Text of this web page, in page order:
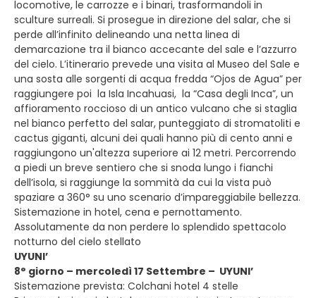
locomotive, le carrozze e i binari, trasformandoli in
sculture surreali. Si prosegue in direzione del salar, che si
perde all’infinito delineando una netta linea di
demarcazione tra il bianco accecante del sale e l’azzurro
del cielo. L’itinerario prevede una visita al Museo del Sale e
una sosta alle sorgenti di acqua fredda “Ojos de Agua” per
raggiungere poi la Isla Incahuasi, la “Casa degli Inca”, un
affioramento roccioso di un antico vulcano che si staglia
nel bianco perfetto del salar, punteggiato di stromatoliti e
cactus giganti, alcuni dei quali hanno più di cento anni e
raggiungono un'altezza superiore ai 12 metri. Percorrendo
a piedi un breve sentiero che si snoda lungo i fianchi
dell’isola, si raggiunge la sommità da cui la vista può
spaziare a 360° su uno scenario d’impareggiabile bellezza.
Sistemazione in hotel, cena e pernottamento.
Assolutamente da non perdere lo splendido spettacolo
notturno del cielo stellato
UYUNI’
8° giorno – mercoledì 17 Settembre – UYUNI’
Sistemazione prevista: Colchani hotel 4 stelle